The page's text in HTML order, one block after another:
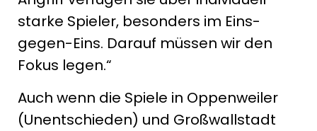
starke Spieler, besonders im Eins-
gegen-Eins. Darauf müssen wir den
Fokus legen.“
Auch wenn die Spiele in Oppenweiler
(Unentschieden) und Großwallstadt